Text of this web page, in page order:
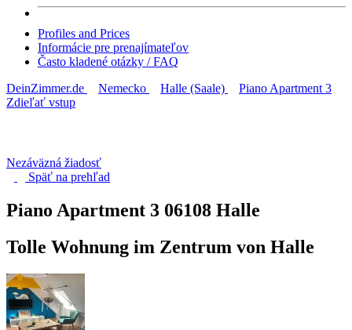
Profiles and Prices
Informácie pre prenajímateľov
Často kladené otázky / FAQ
DeinZimmer.de
Nemecko Halle (Saale)
Piano Apartment 3
Zdieľať vstup
Nezáväzná žiadosť
Späť na prehľad
Piano Apartment 3 06108 Halle
Tolle Wohnung im Zentrum von Halle